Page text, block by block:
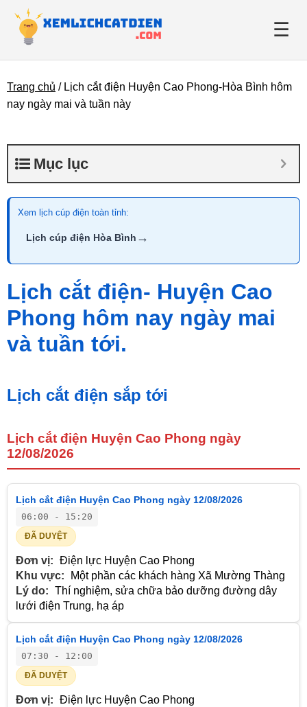
☰
Giới thiệu
Tin tức
Trang chủ / Lịch cắt điện Huyện Cao Phong-Hòa Bình hôm
nay ngày mai và tuần này
Mục lục
Xem lịch cúp điện toàn tỉnh:
Lịch cúp điện Hòa Bình →
Lịch cắt điện- Huyện Cao
Phong hôm nay ngày mai
và tuần tới.
Lịch cắt điện sắp tới
Lịch cắt điện Huyện Cao Phong ngày
12/08/2026
Lịch cắt điện Huyện Cao Phong ngày 12/08/2026
06:00 - 15:20
ĐÃ DUYỆT
Đơn vị: Điện lực Huyện Cao Phong
Khu vực:
Một phần các khách hàng Xã Mường Thàng
Lý do: Thí nghiệm, sửa chữa bảo dưỡng đường dây
lưới điện Trung, hạ áp
Lịch cắt điện Huyện Cao Phong ngày 12/08/2026
07:30 - 12:00
ĐÃ DUYỆT
Đơn vị: Điện lực Huyện Cao Phong